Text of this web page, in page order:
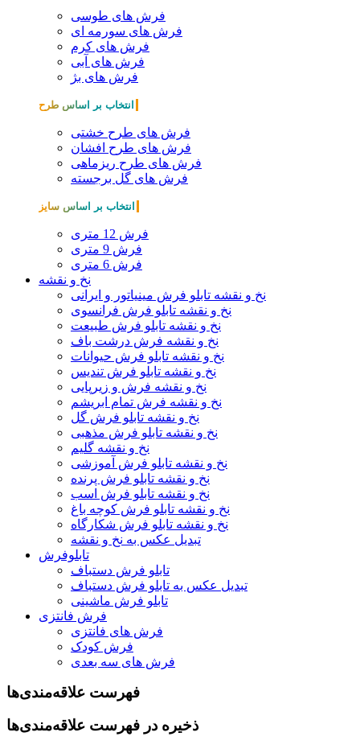
فرش های طوسی
فرش های سورمه ای
فرش های کرم
فرش های آبی
فرش های بژ
انتخاب بر اساس طرح
فرش های طرح خشتی
فرش های طرح افشان
فرش های طرح ریزماهی
فرش های گل برجسته
انتخاب بر اساس سایز
فرش 12 متری
فرش 9 متری
فرش 6 متری
نخ و نقشه
نخ و نقشه تابلو فرش مینیاتور و ایرانی
نخ و نقشه تابلو فرش فرانسوی
نخ و نقشه تابلو فرش طبیعت
نخ و نقشه فرش درشت باف
نخ و نقشه تابلو فرش حیوانات
نخ و نقشه تابلو فرش تندیس
نخ و نقشه فرش و زیرپایی
نخ و نقشه فرش تمام ابریشم
نخ و نقشه تابلو فرش گل
نخ و نقشه تابلو فرش مذهبی
نخ و نقشه گلیم
نخ و نقشه تابلو فرش آموزشی
نخ و نقشه تابلو فرش پرنده
نخ و نقشه تابلو فرش اسب
نخ و نقشه تابلو فرش کوچه باغ
نخ و نقشه تابلو فرش شکارگاه
تبدیل عکس به نخ و نقشه
تابلوفرش
تابلو فرش دستباف
تبدیل عکس به تابلو فرش دستباف
تابلو فرش ماشینی
فرش فانتزی
فرش های فانتزی
فرش کودک
فرش های سه بعدی
فهرست علاقه‌مندی‌ها
ذخیره در فهرست علاقه‌مندی‌ها